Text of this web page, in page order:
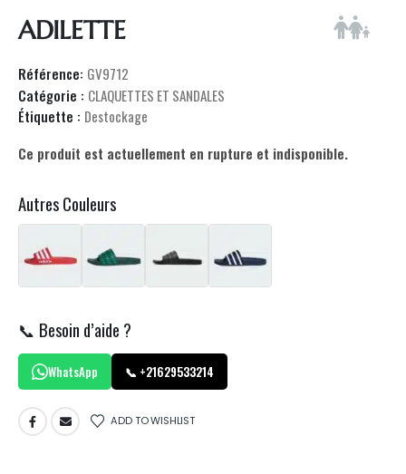
ADILETTE
Référence: GV9712
Catégorie : CLAQUETTES ET SANDALES
Étiquette : Destockage
Ce produit est actuellement en rupture et indisponible.
Autres Couleurs
📞 Besoin d’aide ?
WhatsApp 📞 +21629533214
ADD TO WISHLIST